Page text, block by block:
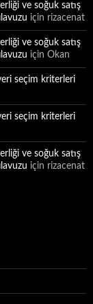
ve soğuk satış
için rizacenat
ve soğuk satış
için Okan
seçim kriterleri
seçim kriterleri
ve soğuk satış
için rizacenat